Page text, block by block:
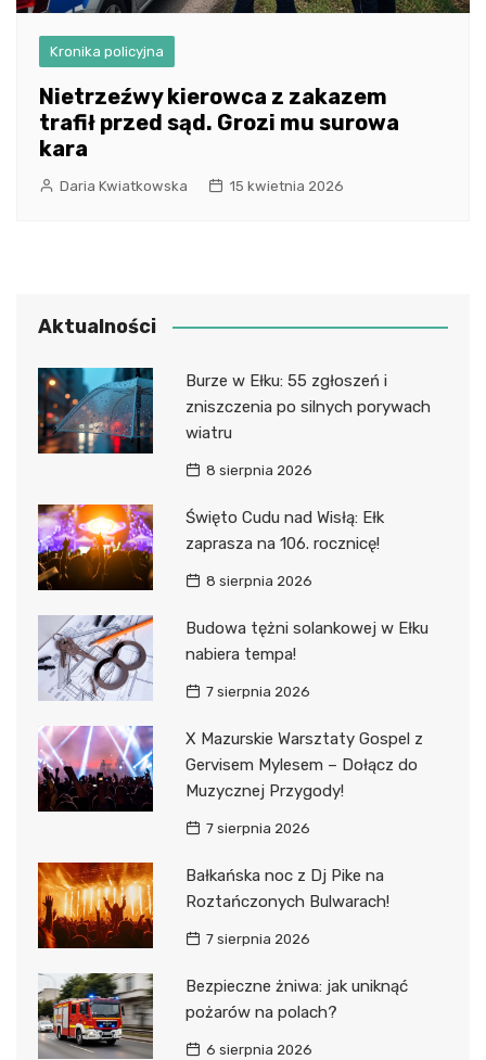
Kronika policyjna
Nietrzeźwy kierowca z zakazem
trafił przed sąd. Grozi mu surowa
kara
Daria Kwiatkowska 15 kwietnia 2026
Aktualności
Burze w Ełku: 55 zgłoszeń i
zniszczenia po silnych porywach
wiatru
8 sierpnia 2026
Święto Cudu nad Wisłą: Ełk
zaprasza na 106. rocznicę!
8 sierpnia 2026
Budowa tężni solankowej w Ełku
nabiera tempa!
7 sierpnia 2026
X Mazurskie Warsztaty Gospel z
Gervisem Mylesem – Dołącz do
Muzycznej Przygody!
7 sierpnia 2026
Bałkańska noc z Dj Pike na
Roztańczonych Bulwarach!
7 sierpnia 2026
Bezpieczne żniwa: jak uniknąć
pożarów na polach?
6 sierpnia 2026